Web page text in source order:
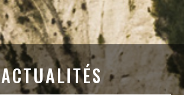
ACTUALITÉS